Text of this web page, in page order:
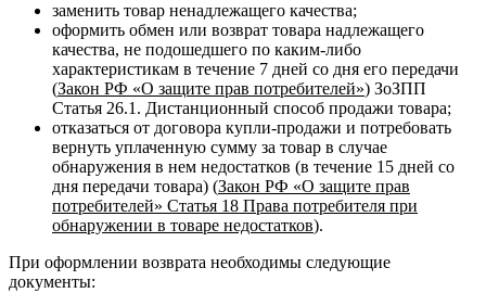
заменить товар ненадлежащего качества;
оформить обмен или возврат товара надлежащего
качества, не подошедшего по каким-либо
характеристикам в течение 7 дней со дня его передачи
(Закон РФ «О защите прав потребителей») ЗоЗПП
Статья 26.1. Дистанционный способ продажи товара;
отказаться от договора купли-продажи и потребовать
вернуть уплаченную сумму за товар в случае
обнаружения в нем недостатков (в течение 15 дней со
дня передачи товара) (Закон РФ «О защите прав
потребителей» Статья 18 Права потребителя при
обнаружении в товаре недостатков).
При оформлении возврата необходимы следующие
документы: